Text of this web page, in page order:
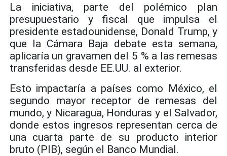
La iniciativa, parte del polémico plan
presupuestario y fiscal que impulsa el
presidente estadounidense, Donald Trump, y
que la Cámara Baja debate esta semana,
aplicaría un gravamen del 5 % a las remesas
transferidas desde EE.UU. al exterior.
Esto impactaría a países como México, el
segundo mayor receptor de remesas del
mundo, y Nicaragua, Honduras y el Salvador,
donde estos ingresos representan cerca de
una cuarta parte de su producto interior
bruto (PIB), según el Banco Mundial.